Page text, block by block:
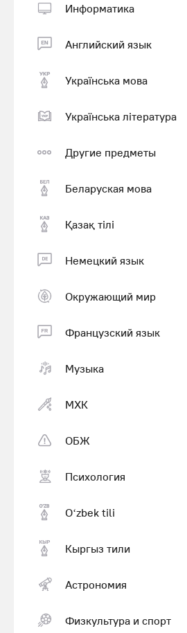
Информатика
Английский язык
Українська мова
Українська література
Другие предметы
Беларуская мова
Қазақ тiлi
Немецкий язык
Окружающий мир
Французский язык
Музыка
МХК
ОБЖ
Психология
Оʻzbek tili
Кыргыз тили
Астрономия
Физкультура и спорт